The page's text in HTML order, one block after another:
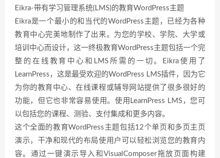
Eikra-带有学习管理系统(LMS)的教育WordPress主题
Eikra是一个最小的和当代的WordPress主题，已经为各种
教育中心完美地制作了出来。为您的学校、学院、大学或
培训中心而设计，这一终极教育WordPress主题包括一个完
整的在线教育中心和LMS所需的一切。Eikra使用了
LearnPress，这是最受欢迎的WordPress LMS插件，因为它
为你的教育中心、在线课程或辅导网站提供了很多很好的
功能，但它也非常容易使用。使用LearnPress LMS，您可
以包括您的课程、测验、支付集成和更多内容。
这个全面的教育WordPress主题包括12个单页和多页主页
演示，干净和现代的布局使用户可以轻松浏览您的教育内
容。通过一键演示导入和VisualComposer拖放页面构建